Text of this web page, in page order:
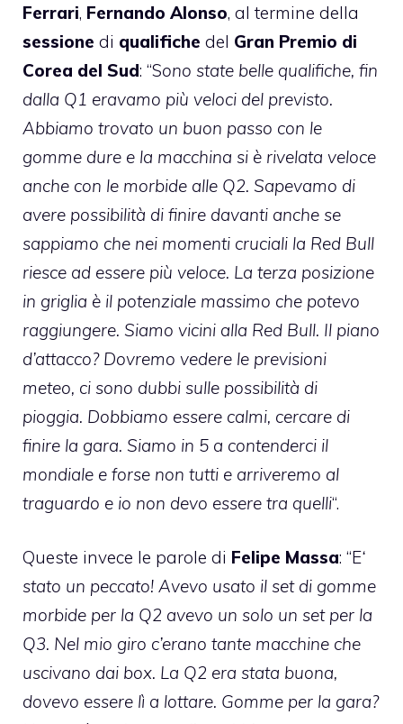
Ferrari, Fernando Alonso, al termine della
sessione di qualifiche del Gran Premio di
Corea del Sud: “Sono state belle qualifiche, fin
dalla Q1 eravamo più veloci del previsto.
Abbiamo trovato un buon passo con le
gomme dure e la macchina si è rivelata veloce
anche con le morbide alle Q2. Sapevamo di
avere possibilità di finire davanti anche se
sappiamo che nei momenti cruciali la Red Bull
riesce ad essere più veloce. La terza posizione
in griglia è il potenziale massimo che potevo
raggiungere. Siamo vicini alla Red Bull. Il piano
d’attacco? Dovremo vedere le previsioni
meteo, ci sono dubbi sulle possibilità di
pioggia. Dobbiamo essere calmi, cercare di
finire la gara. Siamo in 5 a contenderci il
mondiale e forse non tutti e arriveremo al
traguardo e io non devo essere tra quelli“.
Queste invece le parole di Felipe Massa: “E‘
stato un peccato! Avevo usato il set di gomme
morbide per la Q2 avevo un solo un set per la
Q3. Nel mio giro c’erano tante macchine che
uscivano dai box. La Q2 era stata buona,
dovevo essere lì a lottare. Gomme per la gara?